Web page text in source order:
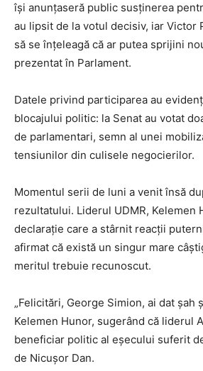
își anunțaseră public susținerea
au lipsit de la votul decisiv, iar Victor
să se înțeleagă că ar putea sprijini
prezentat în Parlament.
Datele privind participarea au
blocajului politic: la Senat au votat
de parlamentari, semn al unei
tensiunilor din culisele negocierilor.
Momentul serii de luni a venit însă
rezultatului. Liderul UDMR, Kelemen
declarație care a stârnit reacții
afirmat că există un singur mare
meritul trebuie recunoscut.
„Felicitări, George Simion, ai dat șah
Kelemen Hunor, sugerând că liderul
beneficiar politic al eșecului suferit
de Nicușor Dan.